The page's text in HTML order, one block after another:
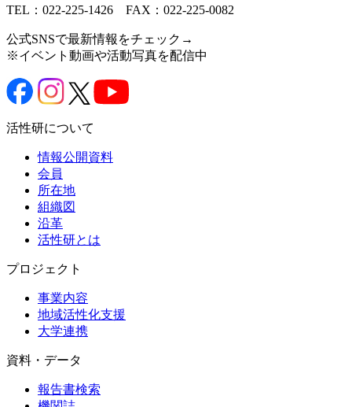
TEL：022-225-1426 FAX：022-225-0082
公式SNSで最新情報をチェック→
※イベント動画や活動写真を配信中
活性研について
情報公開資料
会員
所在地
組織図
沿革
活性研とは
プロジェクト
事業内容
地域活性化支援
大学連携
資料・データ
報告書検索